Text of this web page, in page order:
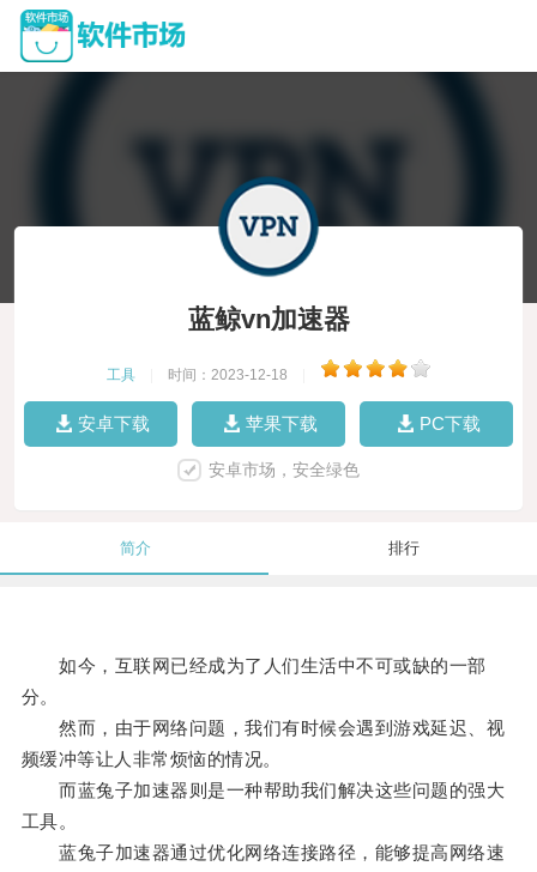
蓝鲸vn加速器
工具 时间：2023-12-18
安卓下载 苹果下载 PC下载
安卓市场，安全绿色
简介 排行
如今，互联网已经成为了人们生活中不可或缺的一部
分。
然而，由于网络问题，我们有时候会遇到游戏延迟、视
频缓冲等让人非常烦恼的情况。
而蓝兔子加速器则是一种帮助我们解决这些问题的强大
工具。
蓝兔子加速器通过优化网络连接路径，能够提高网络速